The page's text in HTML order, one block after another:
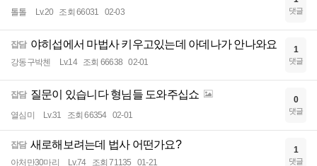
톨톨 Lv.20 조회 66031 02-03 댓글
잡담 야히섭에서 마법사 키우고있는데 아데나가 안나와요
강동구박첸 Lv.14 조회 66638 02-01
1
댓글
잡담 질문이 있습니다 형님들 도와주십쇼
열심미 Lv.31 조회 66354 02-01
0
댓글
잡담 새로해보려는데 법사 어떤가요?
아처만30마리 Lv.74 조회 71135 01-21
1
댓글